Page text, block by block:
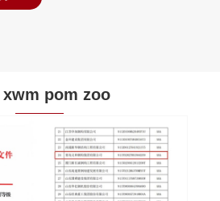
xwm pom zoo